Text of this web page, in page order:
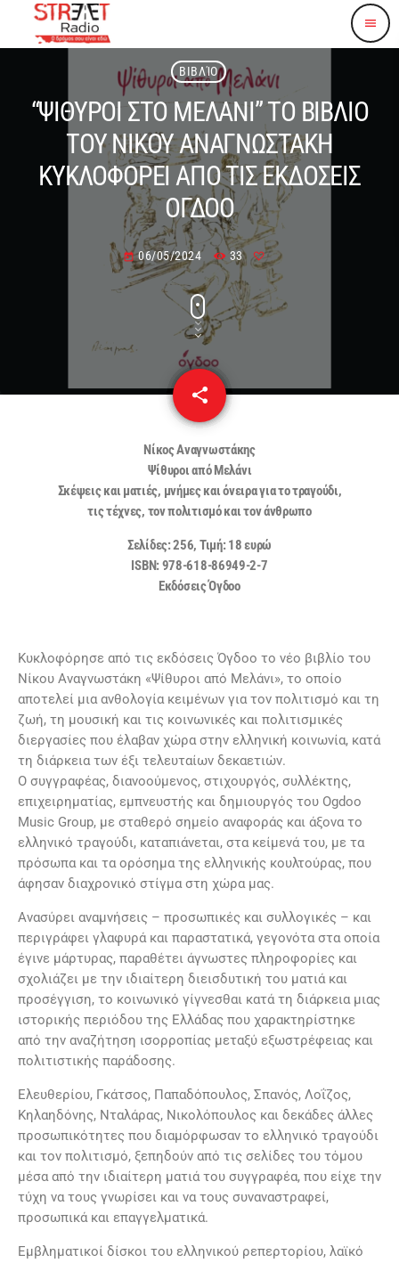
menu
ΒΙΒΛΊΟ
“ΨΙΘΥΡΟΙ ΣΤΟ ΜΕΛΑΝΙ” ΤΟ ΒΙΒΛΙΟ
ΤΟΥ ΝΙΚΟΥ ΑΝΑΓΝΩΣΤΑΚΗ
ΚΥΚΛΟΦΟΡΕΙ ΑΠΟ ΤΙΣ ΕΚΔΟΣΕΙΣ
ΟΓΔΟΟ
today 06/05/2024 33
share
email
Νίκος Αναγνωστάκης
Ψίθυροι από Μελάνι
Σκέψεις και ματιές, μνήμες και όνειρα για το τραγούδι,
τις τέχνες, τον πολιτισμό και τον άνθρωπο
Σελίδες: 256, Τιμή: 18 ευρώ
ISBN: 978-618-86949-2-7
Εκδόσεις Όγδοο
Κυκλοφόρησε από τις εκδόσεις Όγδοο το νέο βιβλίο του
Νίκου Αναγνωστάκη «Ψίθυροι από Μελάνι», το οποίο
αποτελεί μια ανθολογία κειμένων για τον πολιτισμό και τη
ζωή, τη μουσική και τις κοινωνικές και πολιτισμικές
διεργασίες που έλαβαν χώρα στην ελληνική κοινωνία, κατά
τη διάρκεια των έξι τελευταίων δεκαετιών.
Ο συγγραφέας, διανοούμενος, στιχουργός, συλλέκτης,
επιχειρηματίας, εμπνευστής και δημιουργός του Ogdoo
Music Group, με σταθερό σημείο αναφοράς και άξονα το
ελληνικό τραγούδι, καταπιάνεται, στα κείμενά του, με τα
πρόσωπα και τα ορόσημα της ελληνικής κουλτούρας, που
άφησαν διαχρονικό στίγμα στη χώρα μας.
Ανασύρει αναμνήσεις – προσωπικές και συλλογικές – και
περιγράφει γλαφυρά και παραστατικά, γεγονότα στα οποία
έγινε μάρτυρας, παραθέτει άγνωστες πληροφορίες και
σχολιάζει με την ιδιαίτερη διεισδυτική του ματιά και
προσέγγιση, το κοινωνικό γίγνεσθαι κατά τη διάρκεια μιας
ιστορικής περιόδου της Ελλάδας που χαρακτηρίστηκε
από την αναζήτηση ισορροπίας μεταξύ εξωστρέφειας και
πολιτιστικής παράδοσης.
Ελευθερίου, Γκάτσος, Παπαδόπουλος, Σπανός, Λοΐζος,
Κηλαηδόνης, Νταλάρας, Νικολόπουλος και δεκάδες άλλες
προσωπικότητες που διαμόρφωσαν το ελληνικό τραγούδι
και τον πολιτισμό, ξεπηδούν από τις σελίδες του τόμου
μέσα από την ιδιαίτερη ματιά του συγγραφέα, που είχε την
τύχη να τους γνωρίσει και να τους συναναστραφεί,
προσωπικά και επαγγελματικά.
Εμβληματικοί δίσκοι του ελληνικού ρεπερτορίου, λαϊκό